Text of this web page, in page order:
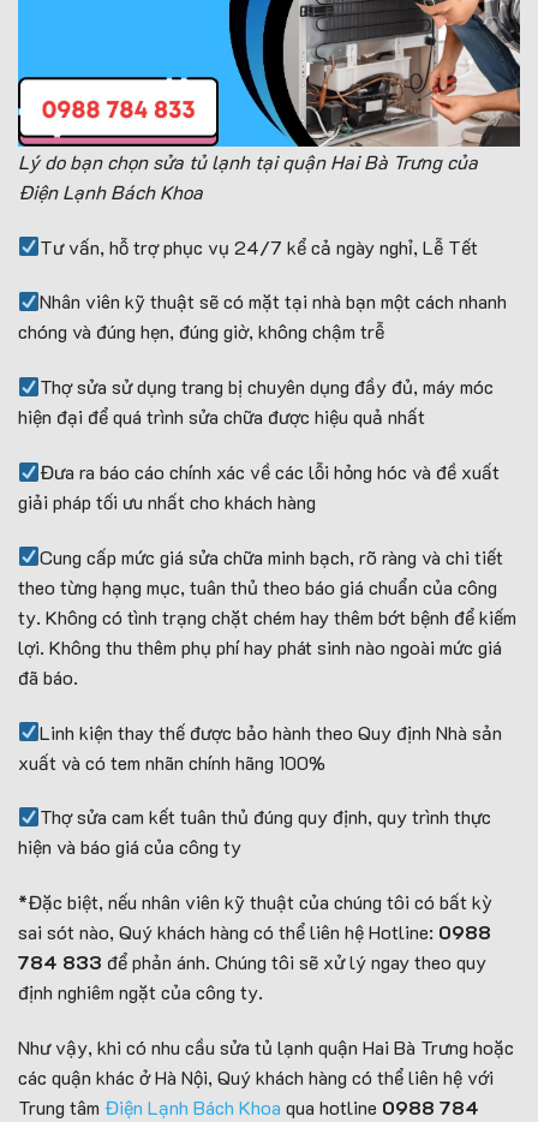
Lý do bạn chọn sửa tủ lạnh tại quận Hai Bà Trưng của
Điện Lạnh Bách Khoa
Tư vấn, hỗ trợ phục vụ 24/7 kể cả ngày nghỉ, Lễ Tết
Nhân viên kỹ thuật sẽ có mặt tại nhà bạn một cách nhanh
chóng và đúng hẹn, đúng giờ, không chậm trễ
Thợ sửa sử dụng trang bị chuyên dụng đầy đủ, máy móc
hiện đại để quá trình sửa chữa được hiệu quả nhất
Đưa ra báo cáo chính xác về các lỗi hỏng hóc và đề xuất
giải pháp tối ưu nhất cho khách hàng
Cung cấp mức giá sửa chữa minh bạch, rõ ràng và chi tiết
theo từng hạng mục, tuân thủ theo báo giá chuẩn của công
ty. Không có tình trạng chặt chém hay thêm bớt bệnh để kiếm
lợi. Không thu thêm phụ phí hay phát sinh nào ngoài mức giá
đã báo.
Linh kiện thay thế được bảo hành theo Quy định Nhà sản
xuất và có tem nhãn chính hãng 100%
Thợ sửa cam kết tuân thủ đúng quy định, quy trình thực
hiện và báo giá của công ty
*Đặc biệt, nếu nhân viên kỹ thuật của chúng tôi có bất kỳ
sai sót nào, Quý khách hàng có thể liên hệ Hotline: 0988
784 833 để phản ánh. Chúng tôi sẽ xử lý ngay theo quy
định nghiêm ngặt của công ty.
Như vậy, khi có nhu cầu sửa tủ lạnh quận Hai Bà Trưng hoặc
các quận khác ở Hà Nội, Quý khách hàng có thể liên hệ với
Trung tâm Điện Lạnh Bách Khoa qua hotline 0988 784